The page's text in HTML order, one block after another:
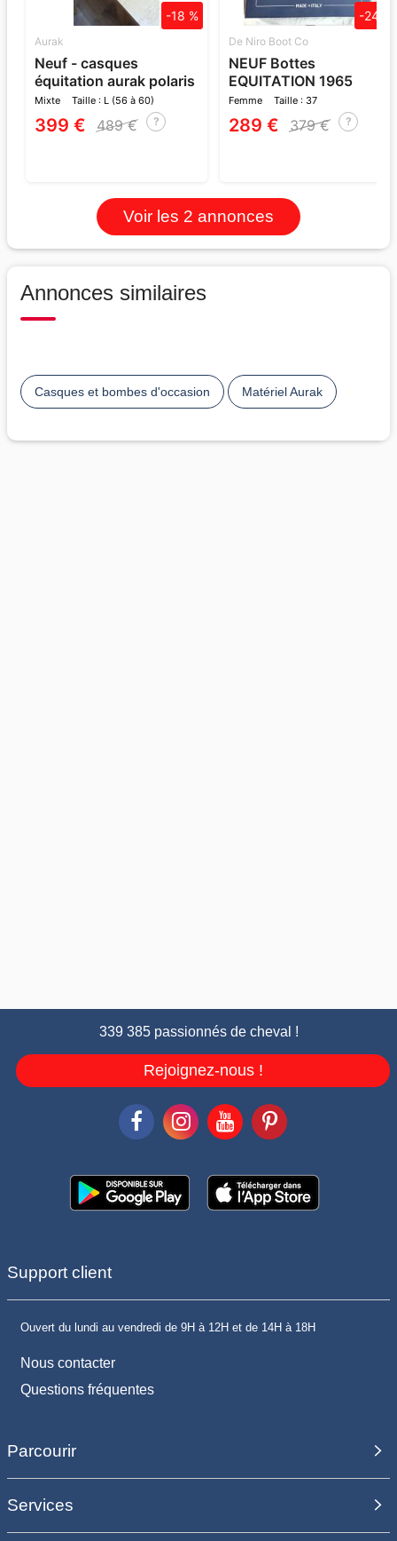
Aurak
Neuf - casques
équitation aurak polaris
& sac de transp
Mixte Taille : L (56 à 60)
399 € 489 € ?
-18 %
De Niro Boot Co
NEUF Bottes
EQUITATION 1965
TRICOLORE Amabile cuir
liss
Femme Taille : 37
289 € 379 € ?
-24 %
Voir les 2 annonces
Annonces similaires
Casques et bombes d'occasion Matériel Aurak
339 385 passionnés de cheval !
Rejoignez-nous !
Support client
Ouvert du lundi au vendredi de 9H à 12H et de 14H à 18H
Nous contacter
Questions fréquentes
Parcourir
Services